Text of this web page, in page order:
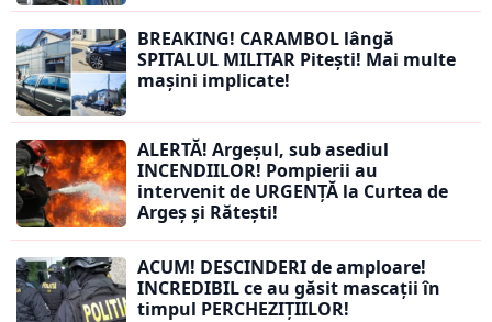
BREAKING! CARAMBOL lângă
SPITALUL MILITAR Pitești! Mai multe
mașini implicate!
ALERTĂ! Argeșul, sub asediul
INCENDIILOR! Pompierii au
intervenit de URGENȚĂ la Curtea de
Argeș și Rătești!
ACUM! DESCINDERI de amploare!
INCREDIBIL ce au găsit mascații în
timpul PERCHEZIȚIILOR!